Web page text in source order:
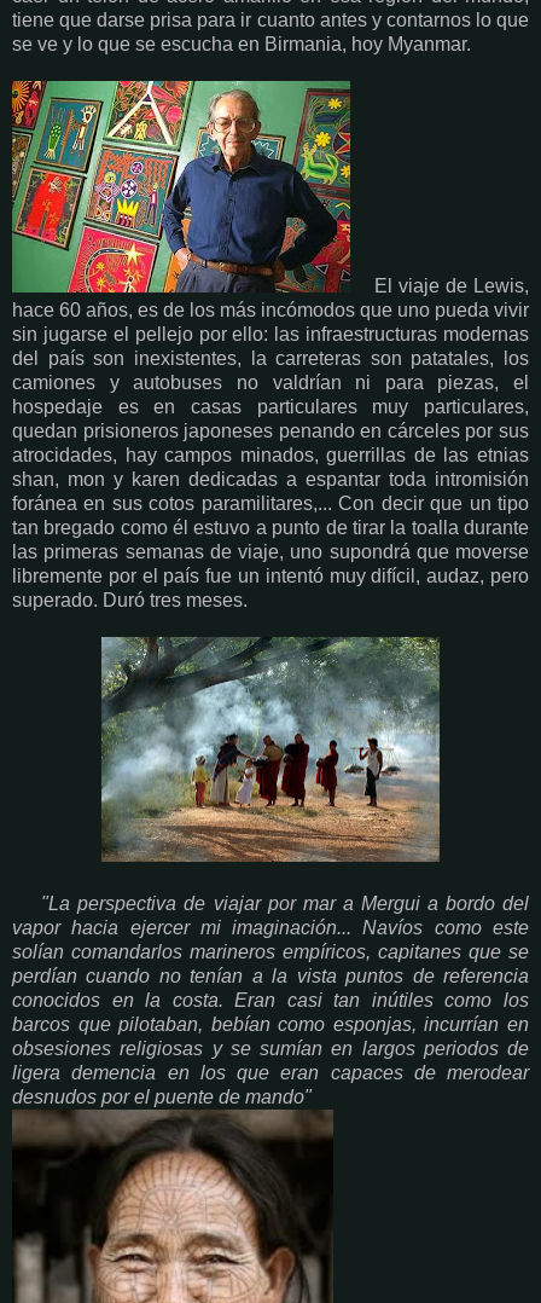
tiene que darse prisa para ir cuanto antes y contarnos lo que
se ve y lo que se escucha en Birmania, hoy Myanmar.
El viaje de Lewis,
hace 60 años, es de los más incómodos que uno pueda vivir
sin jugarse el pellejo por ello: las infraestructuras modernas
del país son inexistentes, la carreteras son patatales, los
camiones y autobuses no valdrían ni para piezas, el
hospedaje es en casas particulares muy particulares,
quedan prisioneros japoneses penando en cárceles por sus
atrocidades, hay campos minados, guerrillas de las etnias
shan, mon y karen dedicadas a espantar toda intromisión
foránea en sus cotos paramilitares,... Con decir que un tipo
tan bregado como él estuvo a punto de tirar la toalla durante
las primeras semanas de viaje, uno supondrá que moverse
libremente por el país fue un intentó muy difícil, audaz, pero
superado. Duró tres meses.
"La perspectiva de viajar por mar a Mergui a bordo del
vapor hacia ejercer mi imaginación... Navíos como este
solían comandarlos marineros empíricos, capitanes que se
perdían cuando no tenían a la vista puntos de referencia
conocidos en la costa. Eran casi tan inútiles como los
barcos que pilotaban, bebían como esponjas, incurrían en
obsesiones religiosas y se sumían en largos periodos de
ligera demencia en los que eran capaces de merodear
desnudos por el puente de mando"